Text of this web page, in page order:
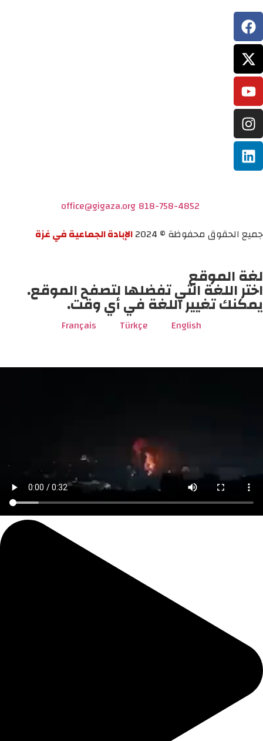
818-758-4852
office@gigaza.org
جميع الحقوق محفوظة © 2024
الإبادة الجماعية في غزة
لغة الموقع
اختر اللغة التي تفضلها لتصفح الموقع.
يمكنك تغيير اللغة في أي وقت.
English
Türkçe
Français